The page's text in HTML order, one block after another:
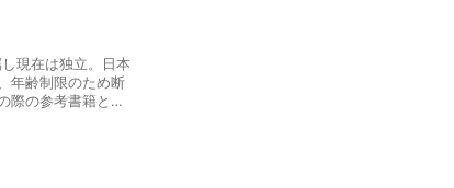
現在は独立。日本
年齢制限のため断
際の参考書籍とし
テージカフェ 下